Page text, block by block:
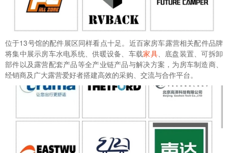
位于13号馆的配件展区同样看点十足。近百家房车露营相关配件品牌
将集中展示房车水电系统、供暖设备、车载家具、底盘装置、可拆卸
部件以及露营配套产品等全产业链产品与解决方案，为房车制造商、
经销商及广大露营爱好者搭建高效的采购、交流与合作平台。